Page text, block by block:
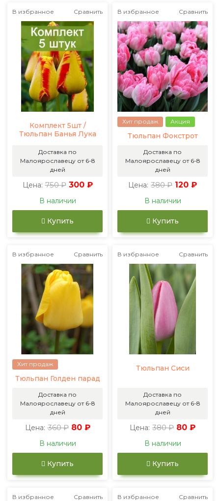
В избранное Сравнить
Комплект 5шт /
Тюльпан Банья Лука
Доставка по
Малоярославецу от 6-8
дней
Цена: 750 ₽ 300 ₽
В наличии
Купить
В избранное Сравнить
Хит продаж Акция
Тюльпан Фокстрот
Доставка по
Малоярославецу от 6-8
дней
Цена: 380 ₽ 120 ₽
В наличии
Купить
В избранное Сравнить
Хит продаж
Тюльпан Голден парад
Доставка по
Малоярославецу от 6-8
дней
Цена: 360 ₽ 80 ₽
В наличии
Купить
В избранное Сравнить
Тюльпан Сиси
Доставка по
Малоярославецу от 6-8
дней
Цена: 380 ₽ 80 ₽
В наличии
Купить
В избранное Сравнить В избранное Сравнить